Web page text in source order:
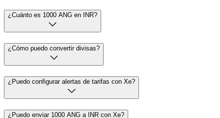
¿Cuánto es 1000 ANG en INR?
¿Cómo puedo convertir divisas?
¿Puedo configurar alertas de tarifas con Xe?
¿Puedo enviar 1000 ANG a INR con Xe?